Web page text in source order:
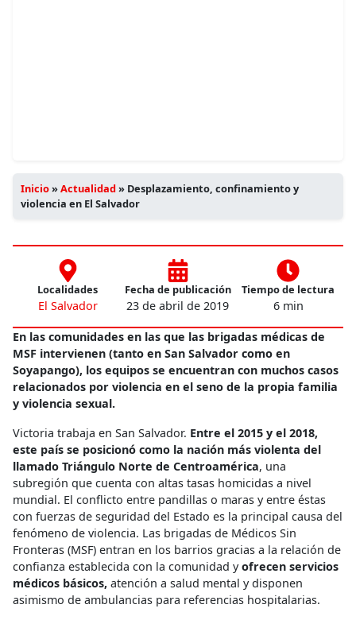
Inicio»Actualidad» Desplazamiento, confinamiento y
violencia en El Salvador
Localidades
El Salvador
Fecha de publicación
23 de abril de 2019
Tiempo de lectura
6 min
En las comunidades en las que las brigadas médicas de
MSF intervienen (tanto en San Salvador como en
Soyapango), los equipos se encuentran con muchos casos
relacionados por violencia en el seno de la propia familia
y violencia sexual.
Victoria trabaja en San Salvador. Entre el 2015 y el 2018,
este país se posicionó como la nación más violenta del
llamado Triángulo Norte de Centroamérica, una
subregión que cuenta con altas tasas homicidas a nivel
mundial. El conflicto entre pandillas o maras y entre éstas
con fuerzas de seguridad del Estado es la principal causa del
fenómeno de violencia. Las brigadas de Médicos Sin
Fronteras (MSF) entran en los barrios gracias a la relación de
confianza establecida con la comunidad yofrecen servicios
médicos básicos, atención a salud mental y disponen
asimismo de ambulancias para referencias hospitalarias.